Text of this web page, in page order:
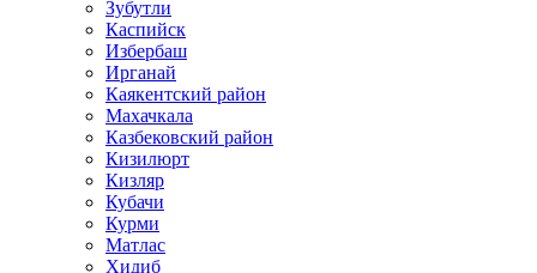
Зубутли
Каспийск
Избербаш
Ирганай
Каякентский район
Махачкала
Казбековский район
Кизилюрт
Кизляр
Кубачи
Курми
Матлас
Хидиб